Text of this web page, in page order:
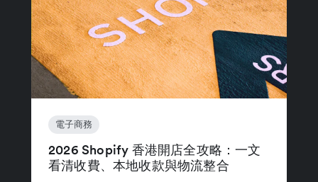
電子商務
2026 Shopify 香港開店全攻略：一文
看清收費、本地收款與物流整合